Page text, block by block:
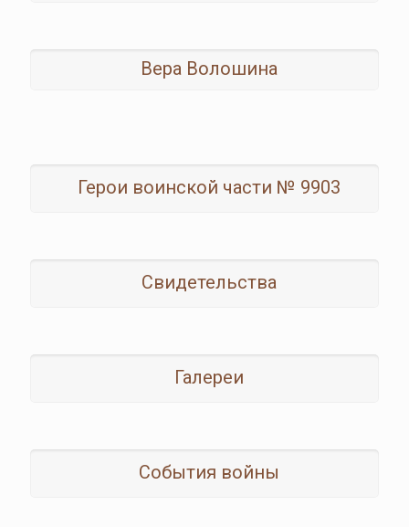
Вера Волошина
Герои воинской части № 9903
Свидетельства
Галереи
События войны